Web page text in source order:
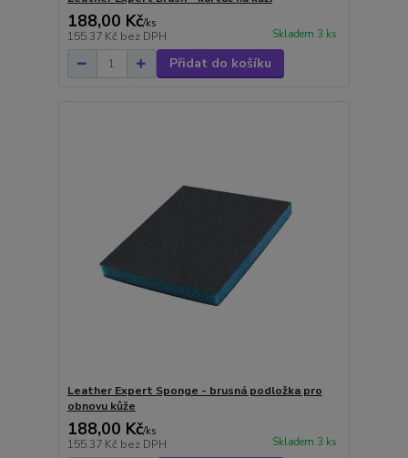
188,00 Kč/ks
155,37 Kč bez DPH Skladem 3 ks
Přidat do košíku
Leather Expert Sponge - brusná podložka pro
obnovu kůže
188,00 Kč/ks
155,37 Kč bez DPH Skladem 3 ks